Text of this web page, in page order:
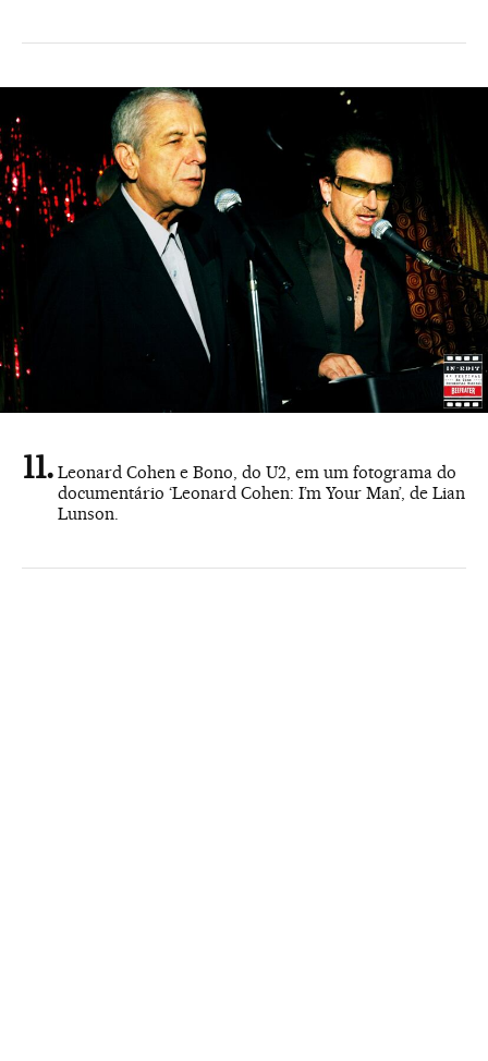
Leonard Cohen e Bono, do U2, em um fotograma do
documentário ‘Leonard Cohen: I’m Your Man’, de Lian
Lunson.